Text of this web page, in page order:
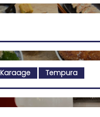
Karaage Tempura